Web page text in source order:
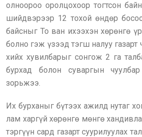
олноороо оролцохоор тогтсон
шийдвэрээр 12 тохой өндөр
байсныг То ван ихээхэн хөрөнгө
болно гэж үзээд тэгш налуу газарт
хийх хувилбарыг сонгож 2 га
бурхад болон суваргын
зорьжээ.
Их бурханыг бүтээх ажилд нутаг
лам харгүй хөрөнгө мөнгө
тэргүүн сард газарт суурилуулах